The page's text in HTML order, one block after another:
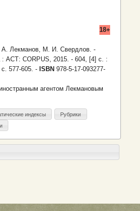
18+
Лекманов, М. И. Свердлов. -
АСТ: CORPUS, 2015. - 604, [4] с. :
577-605. - ISBN978-5-17-093277-
агентом Лекмановым
индексы
Рубрики